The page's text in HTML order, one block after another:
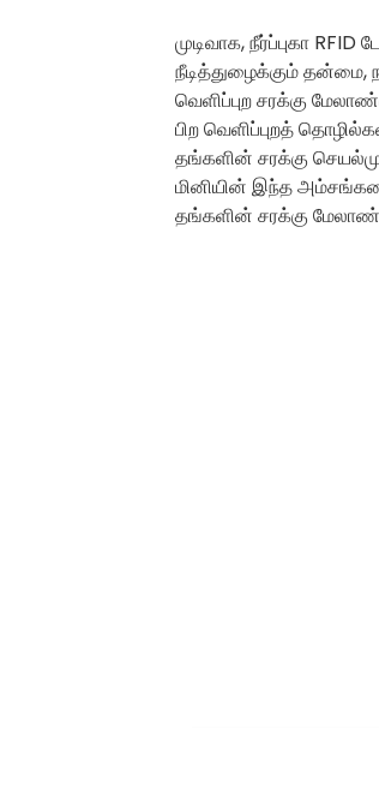
முடிவாக, நீர்ப்புகா
நீடித்துழைக்கும்
வெளிப்புற சரக்கு
பிற வெளிப்புறத்
தங்களின் சரக்கு
மினியின் இந்த
தங்களின் சரக்கு